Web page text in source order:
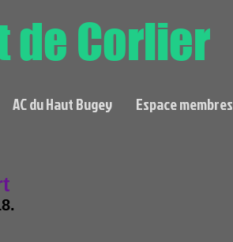
de Corlier
AC du Haut Bugey Espace membres